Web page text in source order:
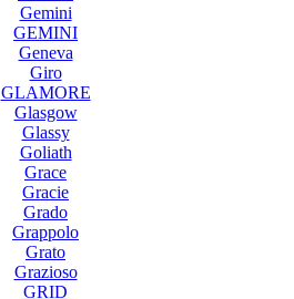
Gemini
GEMINI
Geneva
Giro
GLAMORE
Glasgow
Glassy
Goliath
Grace
Gracie
Grado
Grappolo
Grato
Grazioso
GRID